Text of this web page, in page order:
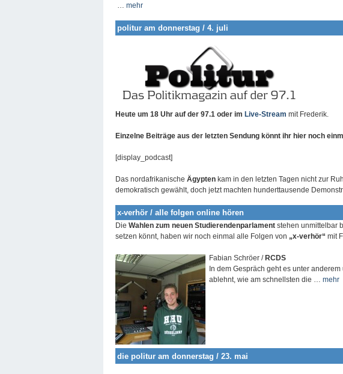
… mehr
politur am donnerstag / 4. juli
Heute um 18 Uhr auf der 97.1 oder im Live-Stream mit Frederik.
Einzelne Beiträge aus der letzten Sendung könnt ihr hier noch
[display_podcast]
Das nordafrikanische Ägypten kam in den letzten Tagen nicht zur
demokratisch gewählt, doch jetzt machten hunderttausende
x-verhör / alle folgen online hören
Die Wahlen zum neuen Studierendenparlament stehen unmittelbar
setzen könnt, haben wir noch einmal alle Folgen von „x-verhör“ mit
Fabian Schröer / RCDS
In dem Gespräch geht es unter
ablehnt, wie am schnellsten die … mehr
die politur am donnerstag / 23. mai